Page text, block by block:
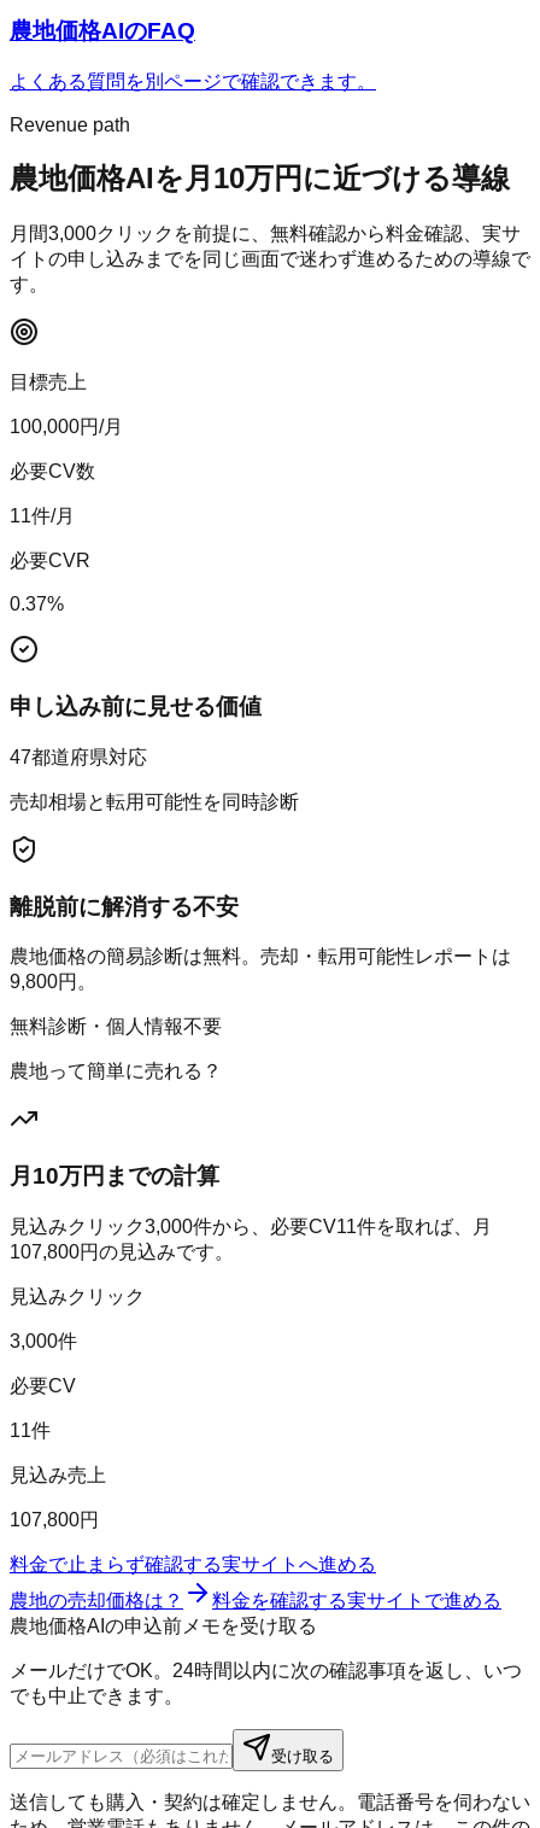
農地価格AIのFAQ
よくある質問を別ページで確認できます。
Revenue path
農地価格AIを月10万円に近づける導線
月間3,000クリックを前提に、無料確認から料金確認、実サ
イトの申し込みまでを同じ画面で迷わず進めるための導線で
す。
目標売上
100,000円/月
必要CV数
11件/月
必要CVR
0.37%
申し込み前に見せる価値
47都道府県対応
売却相場と転用可能性を同時診断
離脱前に解消する不安
農地価格の簡易診断は無料。売却・転用可能性レポートは
9,800円。
無料診断・個人情報不要
農地って簡単に売れる？
月10万円までの計算
見込みクリック3,000件から、必要CV11件を取れば、月
107,800円の見込みです。
見込みクリック
3,000件
必要CV
11件
見込み売上
107,800円
料金で止まらず確認する実サイトへ進める
農地の売却価格は？
料金を確認する実サイトで進める
農地価格AIの申込前メモを受け取る
メールだけでOK。24時間以内に次の確認事項を返し、いつ
でも中止できます。
受け取る
送信しても購入・契約は確定しません。電話番号を伺わない